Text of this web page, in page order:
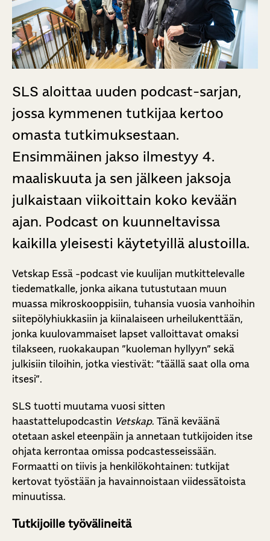
SLS aloittaa uuden podcast-sarjan,
jossa kymmenen tutkijaa kertoo
omasta tutkimuksestaan.
Ensimmäinen jakso ilmestyy 4.
maaliskuuta ja sen jälkeen jaksoja
julkaistaan viikoittain koko kevään
ajan. Podcast on kuunneltavissa
kaikilla yleisesti käytetyillä alustoilla.
Vetskap Essä -podcast vie kuulijan mutkittelevalle
tiedematkalle, jonka aikana tutustutaan muun
muassa mikroskooppisiin, tuhansia vuosia vanhoihin
siitepölyhiukkasiin ja kiinalaiseen urheilukenttään,
jonka kuulovammaiset lapset valloittavat omaksi
tilakseen, ruokakaupan ”kuoleman hyllyyn” sekä
julkisiin tiloihin, jotka viestivät: ”täällä saat olla oma
itsesi”.
SLS tuotti muutama vuosi sitten
haastattelupodcastin Vetskap. Tänä keväänä
otetaan askel eteenpäin ja annetaan tutkijoiden itse
ohjata kerrontaa omissa podcastesseissään.
Formaatti on tiivis ja henkilökohtainen: tutkijat
kertovat työstään ja havainnoistaan viidessätoista
minuutissa.
Tutkijoille työvälineitä